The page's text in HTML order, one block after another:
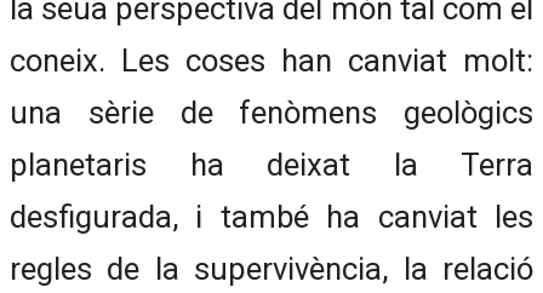
la seua perspectiva del món tal com el
coneix. Les coses han canviat molt:
una sèrie de fenòmens geològics
planetaris ha deixat la Terra
desfigurada, i també ha canviat les
regles de la supervivència, la relació